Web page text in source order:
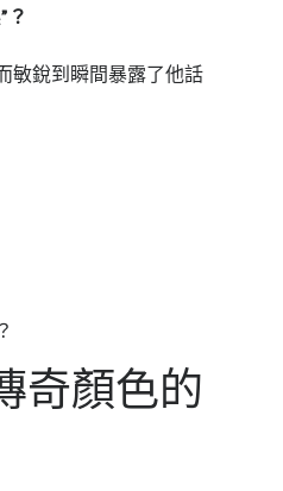
？
敏銳到瞬間暴露了他話
奇顏色的